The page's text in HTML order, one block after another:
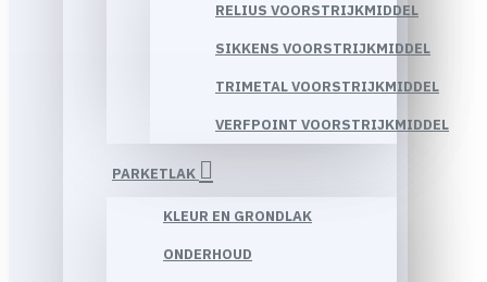
RELIUS VOORSTRIJKMIDDEL
SIKKENS VOORSTRIJKMIDDEL
TRIMETAL VOORSTRIJKMIDDEL
VERFPOINT VOORSTRIJKMIDDEL
PARKETLAK
KLEUR EN GRONDLAK
ONDERHOUD